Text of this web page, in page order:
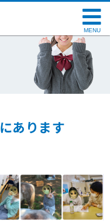
MENU
あります